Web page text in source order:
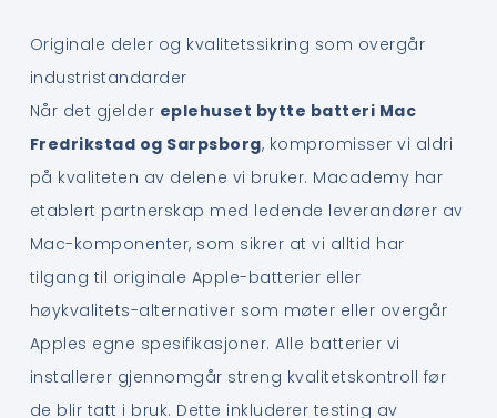
Originale deler og kvalitetssikring som overgår
industristandarder
Når det gjelder eplehuset bytte batteri Mac
Fredrikstad og Sarpsborg, kompromisser vi aldri
på kvaliteten av delene vi bruker. Macademy har
etablert partnerskap med ledende leverandører av
Mac-komponenter, som sikrer at vi alltid har
tilgang til originale Apple-batterier eller
høykvalitets-alternativer som møter eller overgår
Apples egne spesifikasjoner. Alle batterier vi
installerer gjennomgår streng kvalitetskontroll før
de blir tatt i bruk. Dette inkluderer testing av